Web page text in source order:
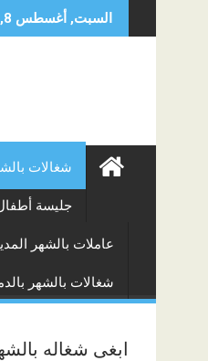
to
السبت, أغسطس 8, 2026
شغالات
جليسة
عاملات بالشهر
شغالات بالشهر
ابغى شغاله بالشهر في